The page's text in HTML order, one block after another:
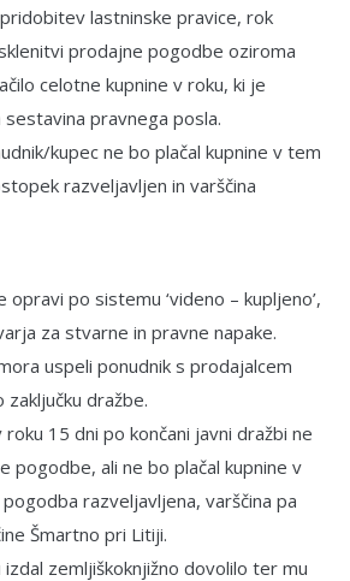
lastninske pravice, rok
prodajne pogodbe oziroma
celotne kupnine v roku, ki je
pravnega posla.
kupec ne bo plačal kupnine v tem
razveljavljen in varščina
opravi po siste­mu ‘videno – kupljeno’,
za stvarne in pravne napake.
uspeli po­nudnik s prodajalcem
dražbe.
roku 15 dni po končani javni dražbi ne
pogodbe, ali ne bo plačal kupnine v
razveljavljena, varščina pa
Šmartno pri Litiji.
zemljiškoknjižno dovolilo ter mu